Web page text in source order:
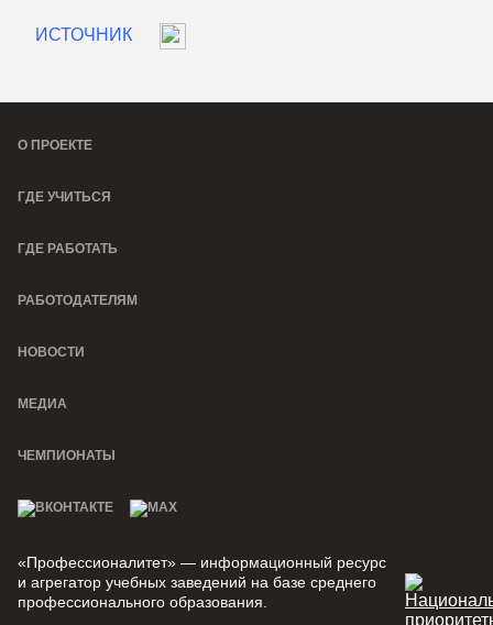
ИСТОЧНИК
О ПРОЕКТЕ
ГДЕ УЧИТЬСЯ
ГДЕ РАБОТАТЬ
РАБОТОДАТЕЛЯМ
НОВОСТИ
МЕДИА
ЧЕМПИОНАТЫ
«Профессионалитет» — информационный ресурс
и агрегатор учебных заведений на базе среднего
профессионального образования.